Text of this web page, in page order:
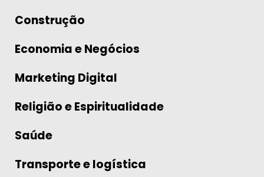
Construção
Economia e Negócios
Marketing Digital
Religião e Espiritualidade
Saúde
Transporte e logística